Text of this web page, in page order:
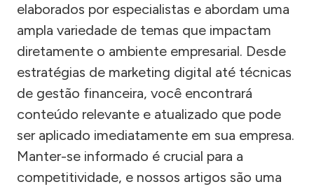
elaborados por especialistas e abordam uma
ampla variedade de temas que impactam
diretamente o ambiente empresarial. Desde
estratégias de marketing digital até técnicas
de gestão financeira, você encontrará
conteúdo relevante e atualizado que pode
ser aplicado imediatamente em sua empresa.
Manter-se informado é crucial para a
competitividade, e nossos artigos são uma